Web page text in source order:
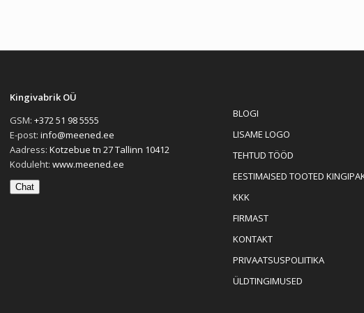
Kingivabrik OÜ
GSM: +372 51 98 5555
E-post: info@meened.ee
Aadress: Kotzebue tn 27 Tallinn 10412
Koduleht: www.meened.ee
Chat
BLOGI
LISAME LOGO
TEHTUD TÖÖD
EESTIMAISED TOOTED
KKK
FIRMAST
KONTAKT
PRIVAATSUSPOLIITIKA
ÜLDTINGIMUSED